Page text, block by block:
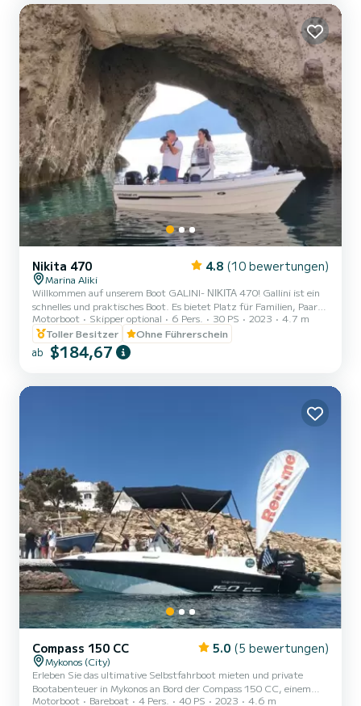
Nikita 470 4.8 (10 bewertungen)
Marina Aliki
Willkommen auf unserem Boot GALINI- ΝΙΚΙΤΑ 470! Gallini ist ein
schnelles und praktisches Boot. Es bietet Platz für Familien, Paare
und Freunde. Sie haben die Möglichkeit, alle schönen und
versteckten Strände rund um Paros zu sehen. Wir freuen uns, Sie
auf unserem Boot begrüßen zu dürfen!
Motorboot Skipper optional 6 Pers. 30 PS 2023
4.7 m
Toller Besitzer
Ohne Führerschein
ab $184,67
Compass 150 CC 5.0 (5 bewertungen)
Mykonos (City)
Erleben Sie das ultimative Selbstfahrboot mieten und private
Bootabenteuer in Mykonos an Bord der Compass 150 CC, einem
modernen, sicheren und einfach zu handhabenden kleinen Boot
Motorboot Bareboat 4 Pers. 40 PS 2023
4.6 m